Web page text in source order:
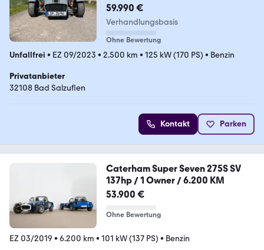
59.990 €
Verhandlungsbasis
Ohne Bewertung
Unfallfrei • EZ 09/2023 • 2.500 km • 125 kW (170 PS) • Benzin
Privatanbieter
32108 Bad Salzuflen
Kontakt Parken
Caterham Super Seven 275S SV
137hp / 1 Owner / 6.200 KM
53.900 €
Ohne Bewertung
EZ 03/2019 • 6.200 km • 101 kW (137 PS) • Benzin